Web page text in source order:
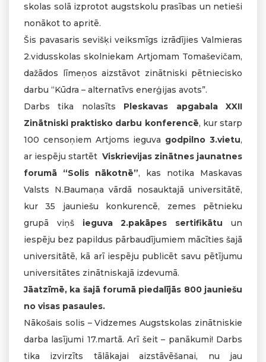
skolas solā izprotot augstskolu prasības un netieši
nonākot to apritē.
Šis pavasaris sevišķi veiksmīgs izrādījies Valmieras
2.vidusskolas skolniekam Artjomam Tomaševičam,
dažādos līmeņos aizstāvot zinātniski pētniecisko
darbu “Kūdra – alternatīvs enerģijas avots”.
Darbs tika nolasīts Pleskavas apgabala XXII
Zinātniski praktisko darbu konferencē, kur starp
100 censoņiem Artjoms ieguva godpilno 3.vietu,
ar iespēju startēt Viskrievijas zinātnes jaunatnes
forumā “Solis nākotnē”, kas notika Maskavas
Valsts N.Baumaņa vārdā nosauktajā universitātē,
kur 35 jauniešu konkurencē, zemes pētnieku
grupā viņš ieguva 2.pakāpes sertifikātu un
iespēju bez papildus pārbaudījumiem mācīties šajā
universitātē, kā arī iespēju publicēt savu pētījumu
universitātes zinātniskajā izdevumā.
Jāatzīmē, ka šajā forumā piedalījās 800 jauniešu
no visas pasaules.
Nākošais solis – Vidzemes Augstskolas zinātniskie
darba lasījumi 17.martā. Arī šeit – panākumi! Darbs
tika izvirzīts tālākajai aizstāvēšanai, nu jau